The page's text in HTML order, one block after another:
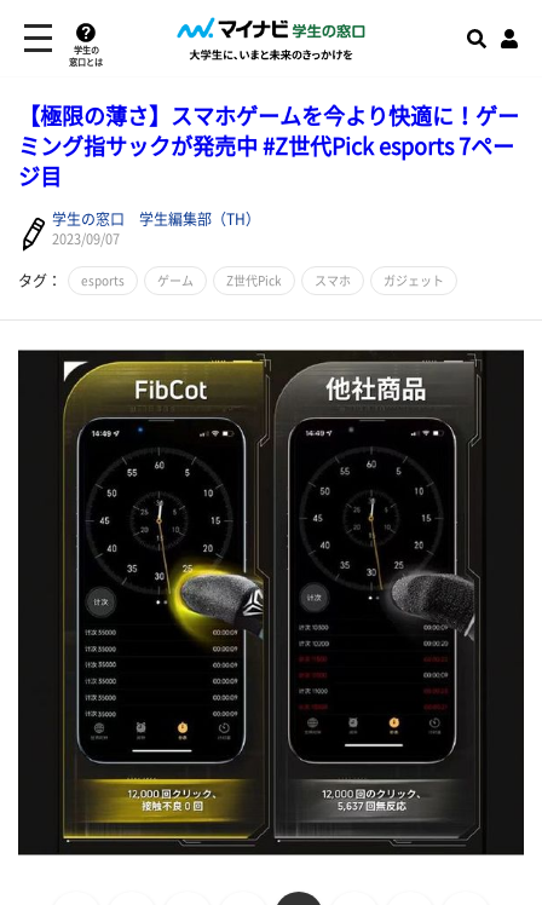
学生の
窓口とは
【極限の薄さ】スマホゲームを今より快適に！ゲー
ミング指サックが発売中 #Z世代Pick esports 7ペー
ジ目
学生の窓口 学生編集部（TH）
2023/09/07
タグ： esports ゲーム Z世代Pick スマホ ガジェット